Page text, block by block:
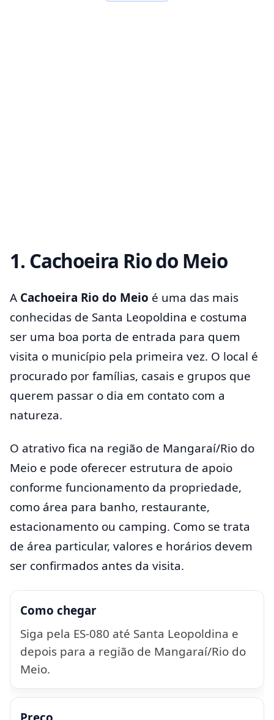
1. Cachoeira Rio do Meio
A Cachoeira Rio do Meio é uma das mais
conhecidas de Santa Leopoldina e costuma
ser uma boa porta de entrada para quem
visita o município pela primeira vez. O local é
procurado por famílias, casais e grupos que
querem passar o dia em contato com a
natureza.
O atrativo fica na região de Mangaraí/Rio do
Meio e pode oferecer estrutura de apoio
conforme funcionamento da propriedade,
como área para banho, restaurante,
estacionamento ou camping. Como se trata
de área particular, valores e horários devem
ser confirmados antes da visita.
Como chegar
Siga pela ES-080 até Santa Leopoldina e
depois para a região de Mangaraí/Rio do
Meio.